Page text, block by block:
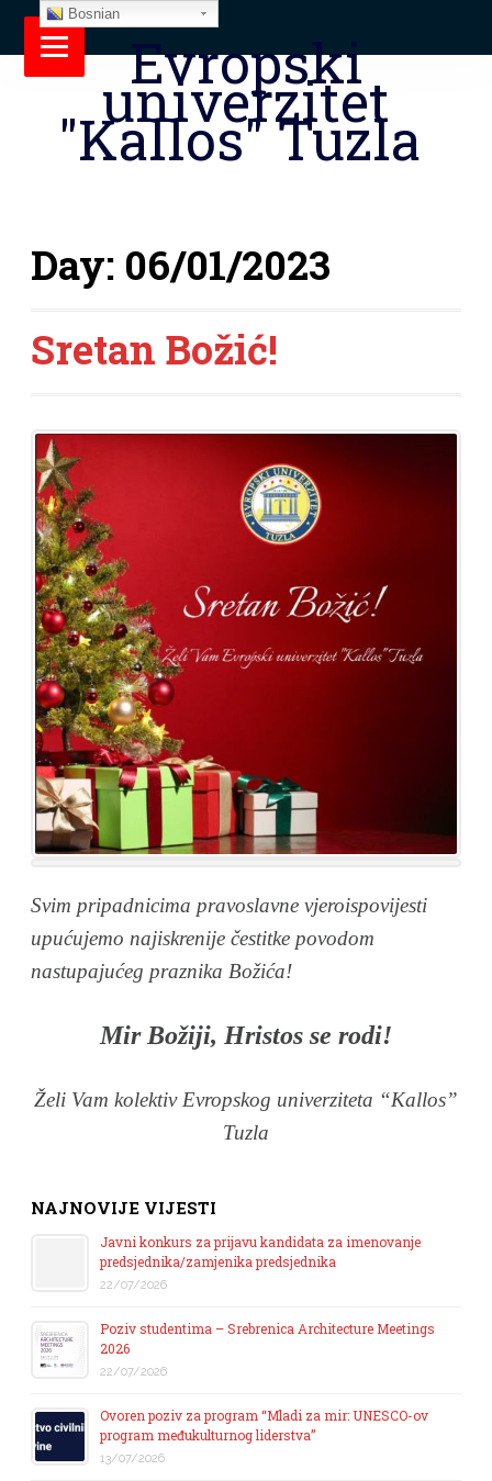
Evropski
univerzitet
"Kallos" Tuzla
Day: 06/01/2023
Sretan Božić!
Svim pripadnicima pravoslavne vjeroispovijesti
upućujemo najiskrenije čestitke povodom
nastupajućeg praznika Božića!
Mir Božiji, Hristos se rodi!
Želi Vam kolektiv Evropskog univerziteta “Kallos”
Tuzla
NAJNOVIJE VIJESTI
Javni konkurs za prijavu kandidata za imenovanje
predsjednika/zamjenika predsjednika
22/07/2026
Poziv studentima – Srebrenica Architecture Meetings
2026
22/07/2026
Ovoren poziv za program “Mladi za mir: UNESCO-ov
program međukulturnog liderstva”
13/07/2026
Bosnian